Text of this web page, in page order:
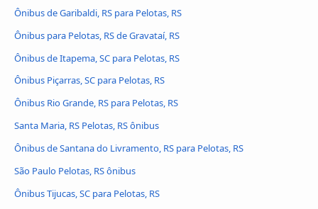
Ônibus de Garibaldi, RS para Pelotas, RS
Ônibus para Pelotas, RS de Gravataí, RS
Ônibus de Itapema, SC para Pelotas, RS
Ônibus Piçarras, SC para Pelotas, RS
Ônibus Rio Grande, RS para Pelotas, RS
Santa Maria, RS Pelotas, RS ônibus
Ônibus de Santana do Livramento, RS para Pelotas, RS
São Paulo Pelotas, RS ônibus
Ônibus Tijucas, SC para Pelotas, RS